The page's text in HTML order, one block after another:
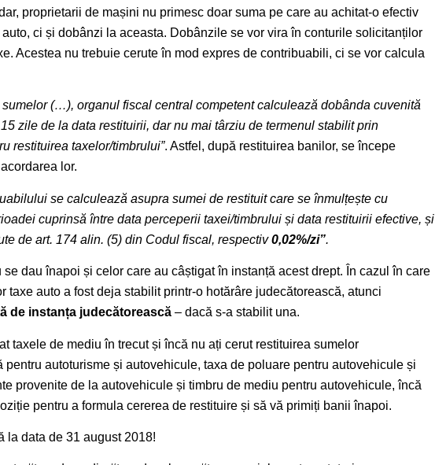
proprietarii de mașini nu primesc doar suma pe care au achitat-o efectiv
ci și dobânzi la aceasta. Dobânzile se vor vira în conturile solicitanților
Acestea nu trebuie cerute în mod expres de contribuabili, ci se vor calcula
sumelor (…), organul fiscal central competent calculează dobânda cuvenită
zile de la data restituirii, dar nu mai târziu de termenul stabilit prin
restituirea taxelor/timbrului”. Astfel, după restituirea banilor, se începe
lor.
se calculează asupra sumei de restituit care se înmulțește cu
cuprinsă între data perceperii taxei/timbrului și data restituirii efective, și
de art. 174 alin. (5) din Codul fiscal, respectiv0,02%/zi”.
dau înapoi și celor care au câștigat în instanță acest drept. În cazul în care
taxe auto a fost deja stabilit printr-o hotărâre judecătorească, atunci
de instanța judecătorească – dacă s-a stabilit una.
taxele de mediu în trecut și încă nu ați cerut restituirea sumelor
pentru autoturisme și autovehicule, taxa de poluare pentru autovehicule și
provenite de la autovehicule și timbru de mediu pentru autovehicule, încă
pentru a formula cererea de restituire și să vă primiți banii înapoi.
la data de 31 august 2018!